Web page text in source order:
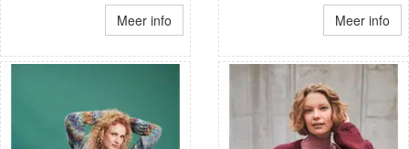
Meer info Meer info